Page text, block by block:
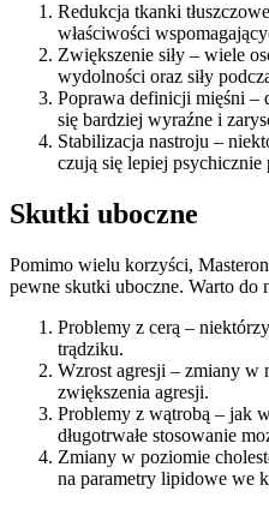
Redukcja tkanki
właściwości
Zwiększenie siły – wiele
wydolności oraz siły
Poprawa definicji mięśni –
się bardziej wyraźne i
Stabilizacja nastroju –
czują się lepiej psychicznie
Skutki uboczne
Pomimo wielu korzyści,
pewne skutki uboczne. Warto do
Problemy z cerą –
trądziku.
Wzrost agresji – zmiany w
zwiększenia agresji.
Problemy z wątrobą – jak
długotrwałe stosowanie
Zmiany w poziomie
na parametry lipidowe we